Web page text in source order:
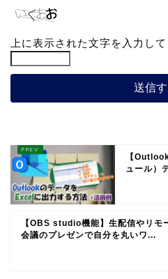
上に表示された文字を入力して
【
ュール）
【OBS studio機能】生配信やリモ
会議のプレゼンで自分を丸いワ...